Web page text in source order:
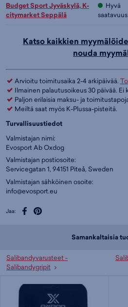
Budget Sport Jyväskylä, K-
citymarket Seppälä
Hyvä
saatavuus
Katso kaikkien
nouda
Arvioitu toimitusaika 2-4 arkipäivää.
Ilmainen palautusoikeus 30 päivää.
Paljon erilaisia maksu- ja
Meiltä saat myös K-Plussa-pisteitä.
Turvallisuustiedot
Valmistajan nimi:
Evosport Ab Oxdog
Valmistajan postiosoite:
Servicegatan 1, 94151 Piteå, Sweden
Valmistajan sähköinen osoite:
info@evosport.eu
Jaa:
Samankaltaisia
Salibandyvarusteet -
Salibandygripit